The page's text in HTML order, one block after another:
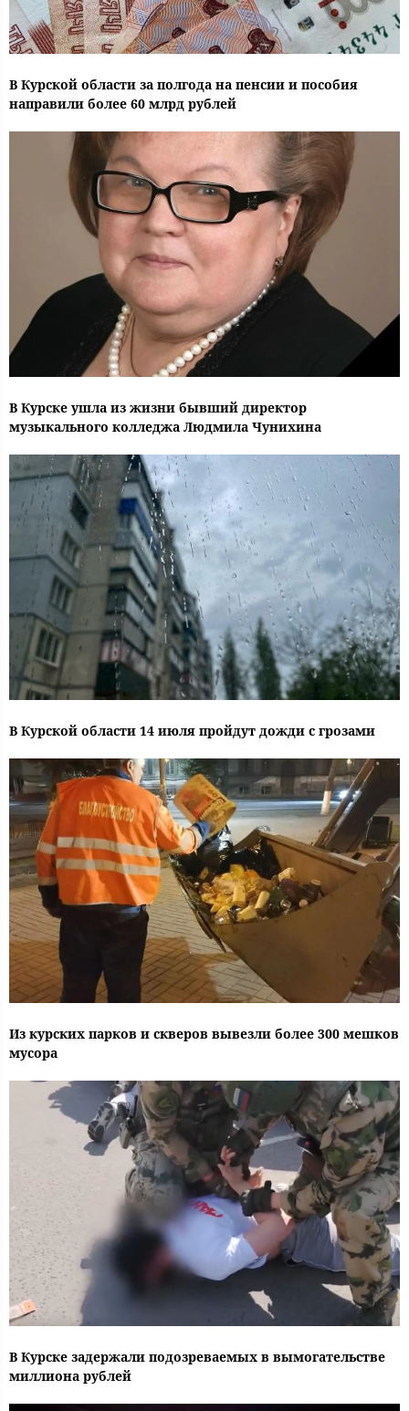
В Курской области за полгода на пенсии и пособия
направили более 60 млрд рублей
В Курске ушла из жизни бывший директор
музыкального колледжа Людмила Чунихина
В Курской области 14 июля пройдут дожди с грозами
Из курских парков и скверов вывезли более 300 мешков
мусора
В Курске задержали подозреваемых в вымогательстве
миллиона рублей